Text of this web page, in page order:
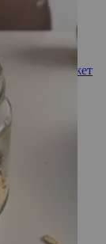
поможет
помощи